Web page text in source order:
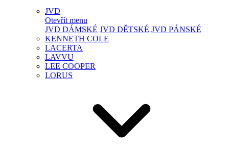
JVD
Otevřít menu
JVD DÁMSKÉ JVD DĚTSKÉ JVD PÁNSKÉ
KENNETH COLE
LACERTA
LAVVU
LEE COOPER
LORUS